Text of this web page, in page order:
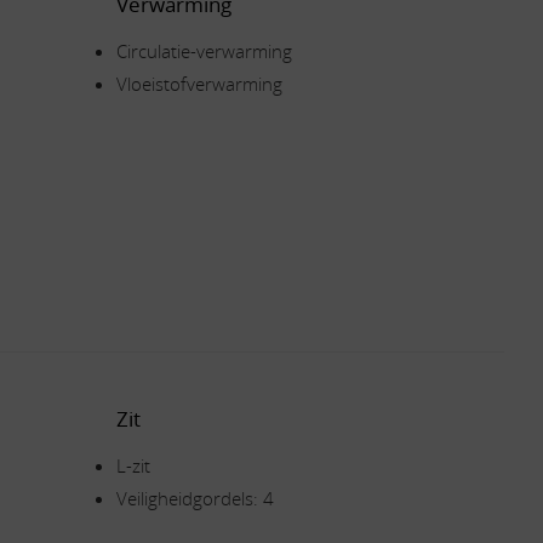
Circulatie-verwarming
Vloeistofverwarming
Zit
L-zit
Veiligheidgordels: 4